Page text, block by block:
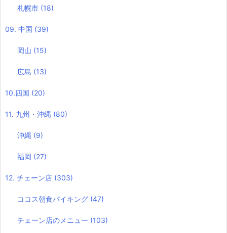
札幌市 (18)
09. 中国 (39)
岡山 (15)
広島 (13)
10.四国 (20)
11. 九州・沖縄 (80)
沖縄 (9)
福岡 (27)
12. チェーン店 (303)
ココス朝食バイキング (47)
チェーン店のメニュー (103)